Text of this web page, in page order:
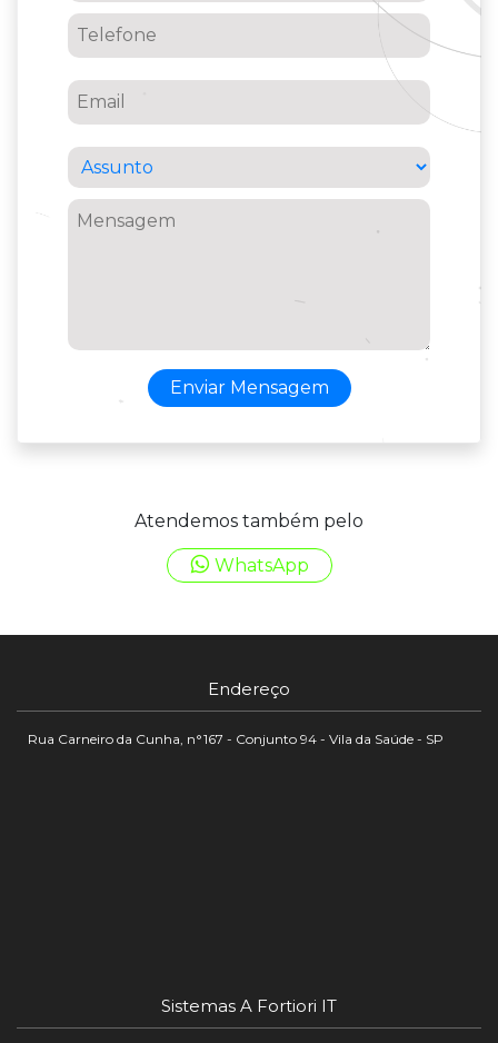
Enviar Mensagem
Atendemos também pelo
WhatsApp
Endereço
Rua Carneiro da Cunha, n°167 - Conjunto 94 - Vila da Saúde - SP
Sistemas A Fortiori IT